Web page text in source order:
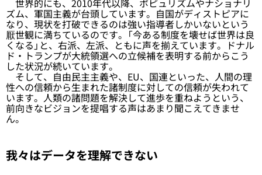
ズム、軍国主義が台頭しています。自国がディストピアに
なり、現状を打破できるのは強い指導者しかいないという
厭世観に満ちているのです。「今ある制度を壊せば世界は良
くなる」と、右派、左派、ともに声を揃えています。ドナル
ド・トランプが大統領選への立候補を表明する前からこう
した状況が続いています。
そして、自由民主主義や、EU、国連といった、人間の理
性への信頼から生まれた諸制度に対しての信頼が失われて
います。人類の諸問題を解決して進歩を重ねようという、
前向きなビジョンを提唱する声はあまり聞こえてきませ
ん。
我々はデータを理解できない